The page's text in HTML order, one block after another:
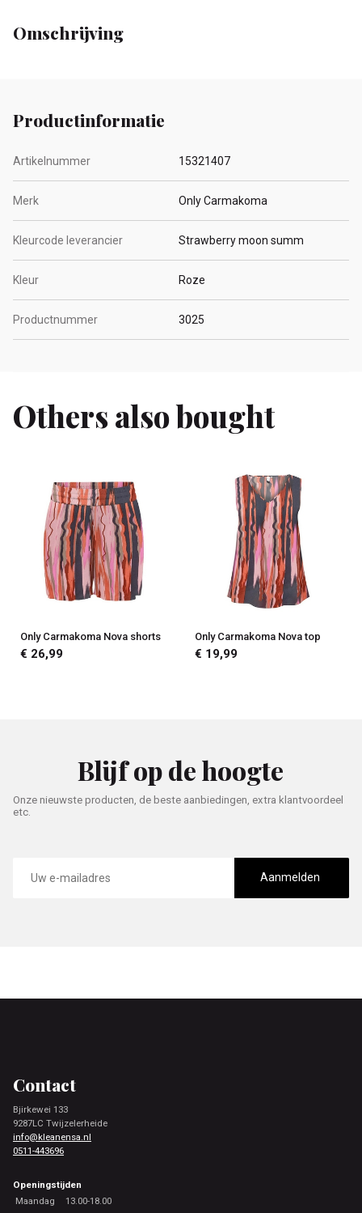
Omschrijving
Productinformatie
Artikelnummer 15321407
Merk Only Carmakoma
Kleurcode leverancier Strawberry moon summ
Kleur Roze
Productnummer 3025
Others also bought
Only Carmakoma Nova shorts
€ 26,99
Only Carmakoma Nova top
€ 19,99
Blijf op de hoogte
Onze nieuwste producten, de beste aanbiedingen, extra klantvoordeel
etc.
mailadres
Aanmelden
Contact
Bjirkewei 133
9287LC Twijzelerheide
info@kleanensa.nl
0511-443696
Openingstijden
Maandag
13.00-18.00